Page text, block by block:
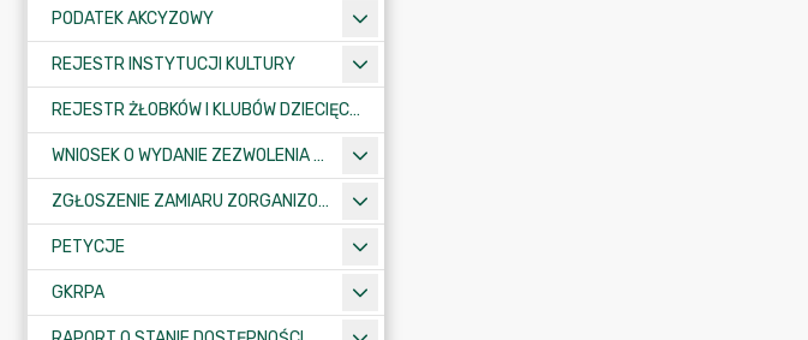
PODATEK AKCYZOWY
REJESTR INSTYTUCJI KULTURY
REJESTR ŻŁOBKÓW I KLUBÓW DZIECIĘCYCH
WNIOSEK O WYDANIE ZEZWOLENIA NA ZAJĘCIE PASA DROGOWEGO
ZGŁOSZENIE ZAMIARU ZORGANIZOWANIA ZGROMADZENIA
PETYCJE
GKRPA